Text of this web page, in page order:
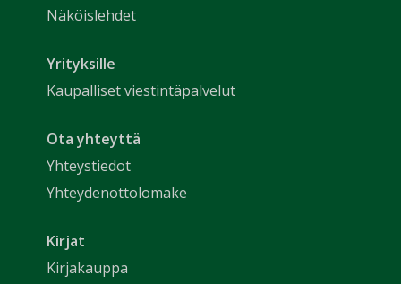
Näköislehdet
Yrityksille
Kaupalliset viestintäpalvelut
Ota yhteyttä
Yhteystiedot
Yhteydenottolomake
Kirjat
Kirjakauppa